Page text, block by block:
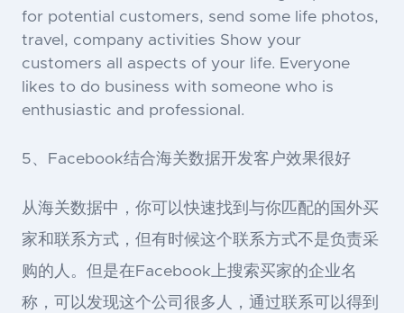
for potential customers, send some life photos,
travel, company activities Show your
customers all aspects of your life. Everyone
likes to do business with someone who is
enthusiastic and professional.
5、Facebook结合海关数据开发客户效果很好
从海关数据中，你可以快速找到与你匹配的国外买
家和联系方式，但有时候这个联系方式不是负责采
购的人。但是在Facebook上搜索买家的企业名
称，可以发现这个公司很多人，通过联系可以得到